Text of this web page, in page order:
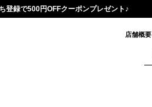
登録で500円OFFクーポンプレゼント♪
店舗概要